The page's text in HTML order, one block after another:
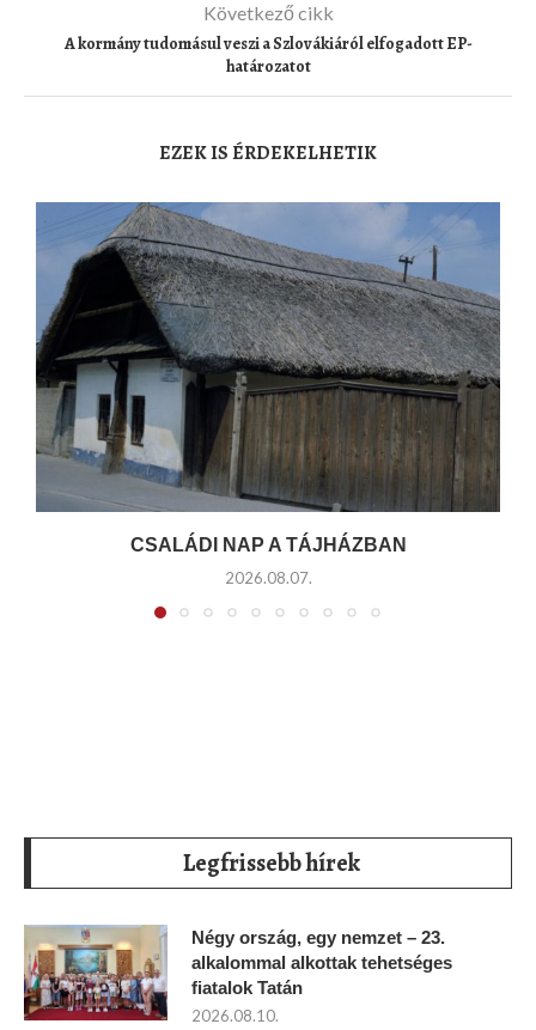
Következő cikk
A kormány tudomásul veszi a Szlovákiáról elfogadott EP-
határozatot
EZEK IS ÉRDEKELHETIK
CSALÁDI NAP A TÁJHÁZBAN
2026.08.07.
Legfrissebb hírek
Négy ország, egy nemzet – 23.
alkalommal alkottak tehetséges
fiatalok Tatán
2026.08.10.